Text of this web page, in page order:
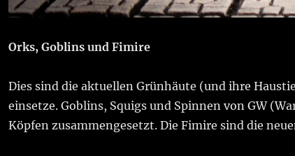
Orks, Goblins und Fimire
Dies sind die aktuellen Grünhäute (und ihre
einsetze. Goblins, Squigs und Spinnen von GW
Köpfen zusammengesetzt. Die Fimire sind die